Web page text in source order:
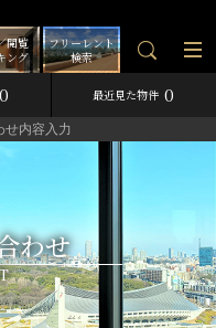
フリーレント
検索
閲覧
ング
0 最近見た物件 0
せ内容入力
わせ